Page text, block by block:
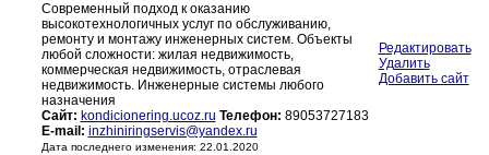
Современный подход к оказанию
высокотехнологичных услуг по обслуживанию,
ремонту и монтажу инженерных систем. Объекты
любой сложности: жилая недвижимость,
коммерческая недвижимость, отраслевая
недвижимость. Инженерные системы любого
назначения
Сайт: kondicionering.ucoz.ru Телефон: 89053727183
E-mail: inzhiniringservis@yandex.ru
Дата последнего изменения: 22.01.2020
Редактировать
Удалить
Добавить сайт